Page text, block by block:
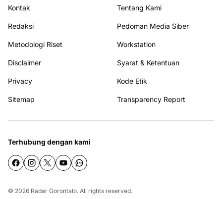
Kontak Tentang Kami
Redaksi Pedoman Media Siber
Metodologi Riset Workstation
Disclaimer Syarat & Ketentuan
Privacy Kode Etik
Sitemap Transparency Report
Terhubung dengan kami
© 2026 Radar Gorontalo. All rights reserved.